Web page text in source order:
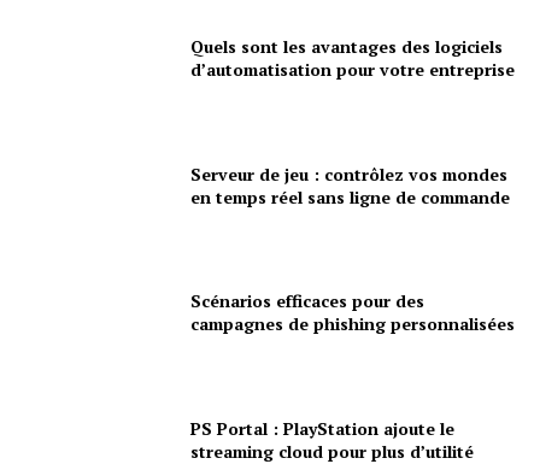
Quels sont les avantages des logiciels
d’automatisation pour votre entreprise
Serveur de jeu : contrôlez vos mondes
en temps réel sans ligne de commande
Scénarios efficaces pour des
campagnes de phishing personnalisées
PS Portal : PlayStation ajoute le
streaming cloud pour plus d’utilité